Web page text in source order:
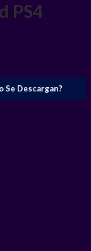
PS4
Se Descargan?